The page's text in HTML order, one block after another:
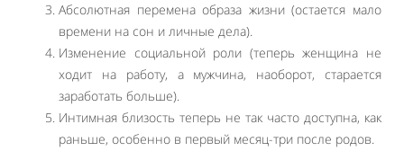
Абсолютная перемена образа жизни (остается мало
времени на сон и личные дела).
Изменение социальной роли (теперь женщина не
ходит на работу, а мужчина, наоборот, старается
заработать больше).
Интимная близость теперь не так часто доступна, как
раньше, особенно в первый месяц-три после родов.